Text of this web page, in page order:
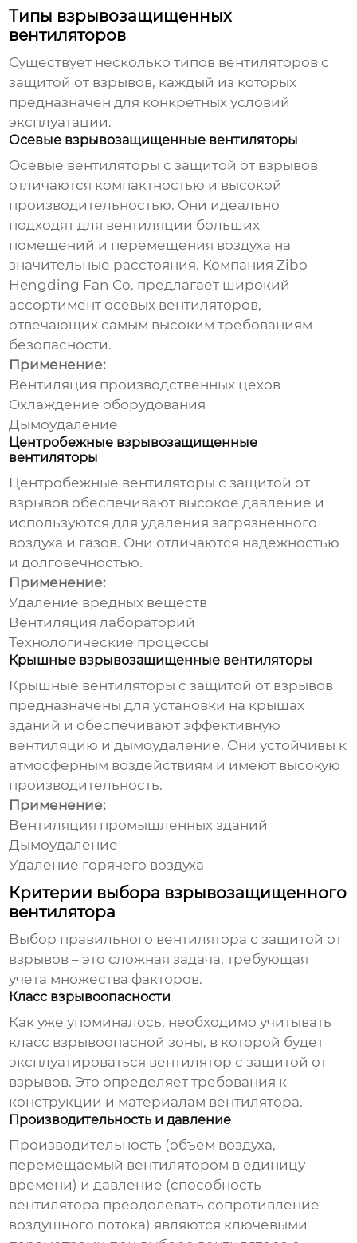
Типы взрывозащищенных
вентиляторов
Существует несколько типов вентиляторов с
защитой от взрывов, каждый из которых
предназначен для конкретных условий
эксплуатации.
Осевые взрывозащищенные вентиляторы
Осевые вентиляторы с защитой от взрывов
отличаются компактностью и высокой
производительностью. Они идеально
подходят для вентиляции больших
помещений и перемещения воздуха на
значительные расстояния. КомпанияZibo
Hengding Fan Co. предлагает широкий
ассортимент осевых вентиляторов,
отвечающих самым высоким требованиям
безопасности.
Применение:
Вентиляция производственных цехов
Охлаждение оборудования
Дымоудаление
Центробежные взрывозащищенные
вентиляторы
Центробежные вентиляторы с защитой от
взрывов обеспечивают высокое давление и
используются для удаления загрязненного
воздуха и газов. Они отличаются надежностью
и долговечностью.
Применение:
Удаление вредных веществ
Вентиляция лабораторий
Технологические процессы
Крышные взрывозащищенные вентиляторы
Крышные вентиляторы с защитой от взрывов
предназначены для установки на крышах
зданий и обеспечивают эффективную
вентиляцию и дымоудаление. Они устойчивы к
атмосферным воздействиям и имеют высокую
производительность.
Применение:
Вентиляция промышленных зданий
Дымоудаление
Удаление горячего воздуха
Критерии выбора взрывозащищенного
вентилятора
Выбор правильного вентилятора с защитой от
взрывов – это сложная задача, требующая
учета множества факторов.
Класс взрывоопасности
Как уже упоминалось, необходимо учитывать
класс взрывоопасной зоны, в которой будет
эксплуатироваться вентилятор с защитой от
взрывов. Это определяет требования к
конструкции и материалам вентилятора.
Производительность и давление
Производительность (объем воздуха,
перемещаемый вентилятором в единицу
времени) и давление (способность
вентилятора преодолевать сопротивление
воздушного потока) являются ключевыми